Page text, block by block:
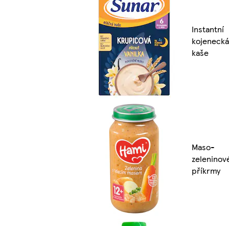
Instantní
kojenecká
kaše
Maso-
příkrmy